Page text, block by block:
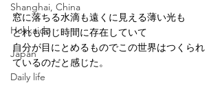
Shanghai, China
Hokkaido
Japan
Daily life
窓に落ちる水滴も遠くに見える薄い光も
どれも同じ時間に存在していて
自分が目にとめるものでこの世界はつくられ
ているのだと感じた。